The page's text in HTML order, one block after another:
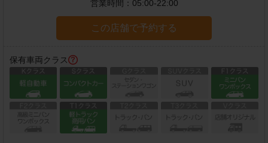
営業時間： 05:00-22:00
この店舗で予約する
保有車両クラス